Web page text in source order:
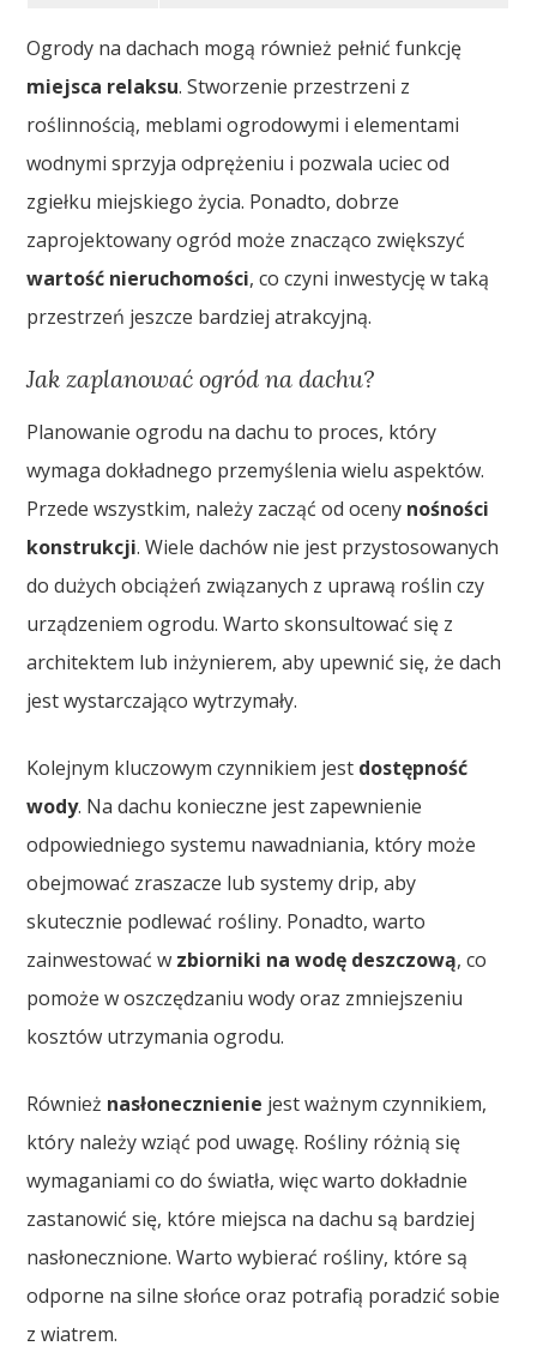
Ogrody na dachach mogą również pełnić funkcję
miejsca relaksu. Stworzenie przestrzeni z
roślinnością, meblami ogrodowymi i elementami
wodnymi sprzyja odprężeniu i pozwala uciec od
zgiełku miejskiego życia. Ponadto, dobrze
zaprojektowany ogród może znacząco zwiększyć
wartość nieruchomości, co czyni inwestycję w taką
przestrzeń jeszcze bardziej atrakcyjną.
Jak zaplanować ogród na dachu?
Planowanie ogrodu na dachu to proces, który
wymaga dokładnego przemyślenia wielu aspektów.
Przede wszystkim, należy zacząć od oceny nośności
konstrukcji. Wiele dachów nie jest przystosowanych
do dużych obciążeń związanych z uprawą roślin czy
urządzeniem ogrodu. Warto skonsultować się z
architektem lub inżynierem, aby upewnić się, że dach
jest wystarczająco wytrzymały.
Kolejnym kluczowym czynnikiem jest dostępność
wody. Na dachu konieczne jest zapewnienie
odpowiedniego systemu nawadniania, który może
obejmować zraszacze lub systemy drip, aby
skutecznie podlewać rośliny. Ponadto, warto
zainwestować w zbiorniki na wodę deszczową, co
pomoże w oszczędzaniu wody oraz zmniejszeniu
kosztów utrzymania ogrodu.
Również nasłonecznienie jest ważnym czynnikiem,
który należy wziąć pod uwagę. Rośliny różnią się
wymaganiami co do światła, więc warto dokładnie
zastanowić się, które miejsca na dachu są bardziej
nasłonecznione. Warto wybierać rośliny, które są
odporne na silne słońce oraz potrafią poradzić sobie
z wiatrem.